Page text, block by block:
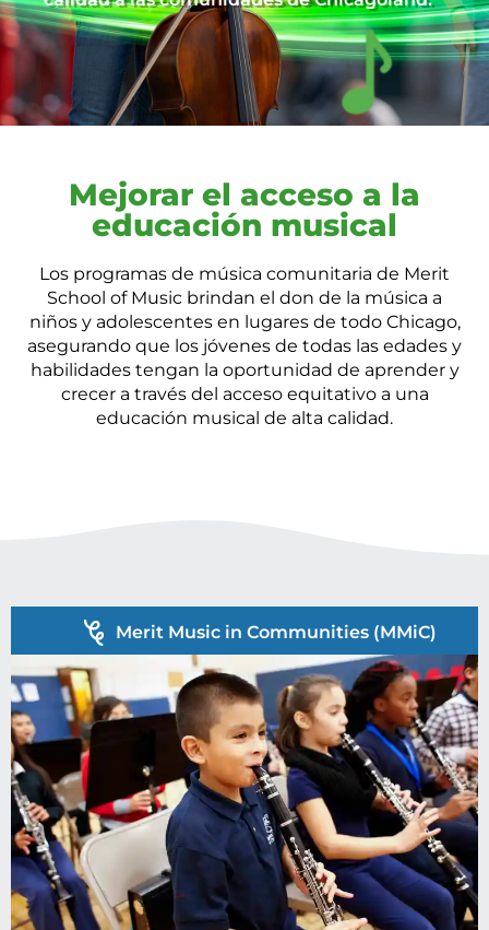
Mejorar el acceso a la
educación musical
Los programas de música comunitaria de Merit
School of Music brindan el don de la música a
niños y adolescentes en lugares de todo Chicago,
asegurando que los jóvenes de todas las edades y
habilidades tengan la oportunidad de aprender y
crecer a través del acceso equitativo a una
educación musical de alta calidad.
Merit Music in Communities (MMiC)